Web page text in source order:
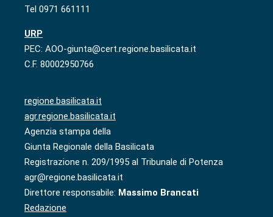
Tel 0971 661111
URP
PEC: AOO-giunta@cert.regione.basilicata.it
C.F. 80002950766
regione.basilicata.it
agr.regione.basilicata.it
Agenzia stampa della
Giunta Regionale della Basilicata
Registrazione n. 209/1995 al Tribunale di Potenza
agr@regione.basilicata.it
Direttore responsabile: Massimo Brancati
Redazione